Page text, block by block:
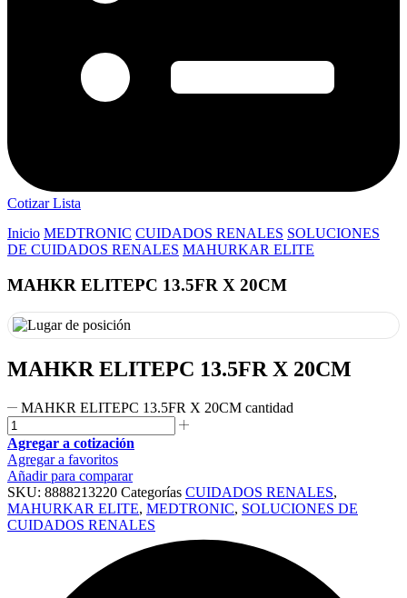
Cotizar Lista
Inicio MEDTRONIC CUIDADOS RENALES SOLUCIONES
DE CUIDADOS RENALES MAHURKAR ELITE
MAHKR ELITEPC 13.5FR X 20CM
MAHKR ELITEPC 13.5FR X 20CM
MAHKR ELITEPC 13.5FR X 20CM cantidad
Agregar a cotización
Agregar a favoritos
Añadir para comparar
SKU: 8888213220 Categorías CUIDADOS RENALES,
MAHURKAR ELITE, MEDTRONIC, SOLUCIONES DE
CUIDADOS RENALES